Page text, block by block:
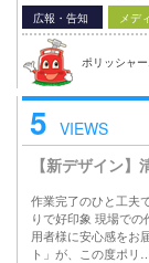
広報・告知 メデ
ポリッシャ
5 VIEWS
【新デザイン
作業完了のひと工夫
りで好印象 現場で
用者様に安心感をお
ト」が、この度ポリ…